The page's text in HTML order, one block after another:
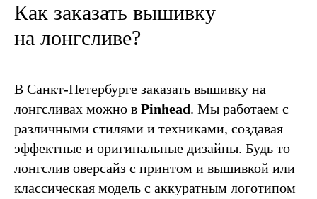
Как заказать вышивку
на лонгсливе?
В Санкт-Петербурге заказать вышивку на
лонгсливах можно в Pinhead. Мы работаем с
различными стилями и техниками, создавая
эффектные и оригинальные дизайны. Будь то
лонгслив оверсайз с принтом и вышивкой или
классическая модель с аккуратным логотипом
ООО “ПИНХЭД”
КПП: 781301001
Адрес: 192019, Санкт-Петербург г, наб Обводного
Канала, д. 24, литера Д, этаж 2, офис 281